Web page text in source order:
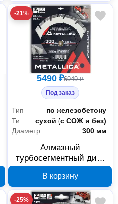
-21%
5490 ₽6949 ₽
Под заказ
Тип
по железобетону
сухой (с СОЖ и без)
Диаметр
300 мм
Алмазный
турбосегментный диск
по железобетону
300x25.4 мм
В корзину
-25%